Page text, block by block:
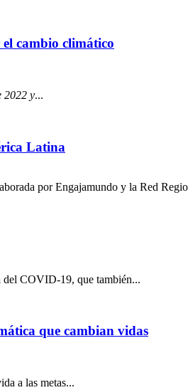
cambio climático
2022 y...
Latina
por Engajamundo y la Red
del COVID-19, que también...
que cambian vidas
a las metas...